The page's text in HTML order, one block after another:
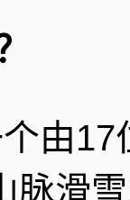
由
脉滑